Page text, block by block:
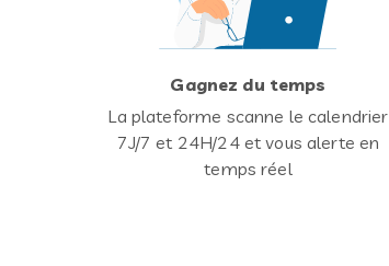
Gagnez du temps
La plateforme scanne le calendrier
7J/7 et 24H/24 et vous alerte en
temps réel